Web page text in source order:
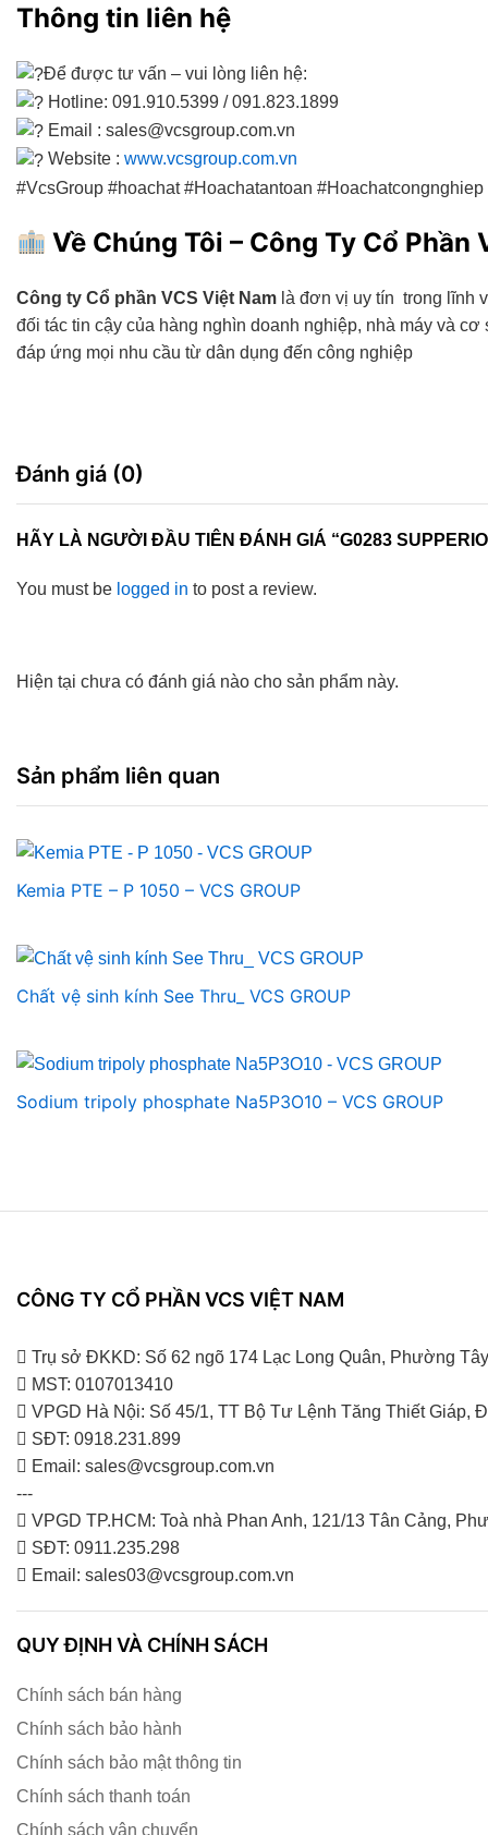
Thông tin liên hệ
Để được tư vấn – vui lòng liên hệ:
Hotline: 091.910.5399 / 091.823.1899
Email : sales@vcsgroup.com.vn
Website : www.vcsgroup.com.vn
#VcsGroup #hoachat #Hoachatantoan
Về Chúng Tôi – Công Ty Cổ Phần
Công ty Cổ phần VCS Việt Nam là đơn vị uy tín trong lĩnh
đối tác tin cậy của hàng nghìn doanh nghiệp, nhà máy và
đáp ứng mọi nhu cầu từ dân dụng đến công nghiệp
Đánh giá (0)
HÃY LÀ NGƯỜI ĐẦU TIÊN ĐÁNH GIÁ “G0283
You must be logged in to post a review.
Hiện tại chưa có đánh giá nào cho sản phẩm này.
Sản phẩm liên quan
Kemia PTE – P 1050 – VCS GROUP
Chất vệ sinh kính See Thru_ VCS GROUP
Sodium tripoly phosphate Na5P3O10 – VCS GROUP
CÔNG TY CỔ PHẦN VCS VIỆT NAM
Trụ sở ĐKKD: Số 62 ngõ 174 Lạc Long Quân, Phường
MST: 0107013410
VPGD Hà Nội: Số 45/1, TT Bộ Tư Lệnh Tăng Thiết
SĐT: 0918.231.899
Email: sales@vcsgroup.com.vn
---
VPGD TP.HCM: Toà nhà Phan Anh, 121/13 Tân Cảng,
SĐT: 0911.235.298
Email: sales03@vcsgroup.com.vn
QUY ĐỊNH VÀ CHÍNH SÁCH
Chính sách bán hàng
Chính sách bảo hành
Chính sách bảo mật thông tin
Chính sách thanh toán
Chính sách vận chuyển